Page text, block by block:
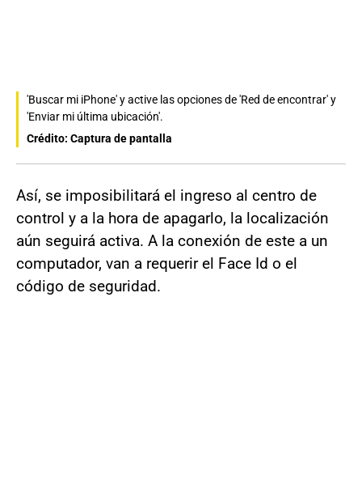
'Buscar mi iPhone' y active las opciones de 'Red de encontrar' y
'Enviar mi última ubicación'.
Crédito: Captura de pantalla
Así, se imposibilitará el ingreso al centro de
control y a la hora de apagarlo, la localización
aún seguirá activa. A la conexión de este a un
computador, van a requerir el Face Id o el
código de seguridad.